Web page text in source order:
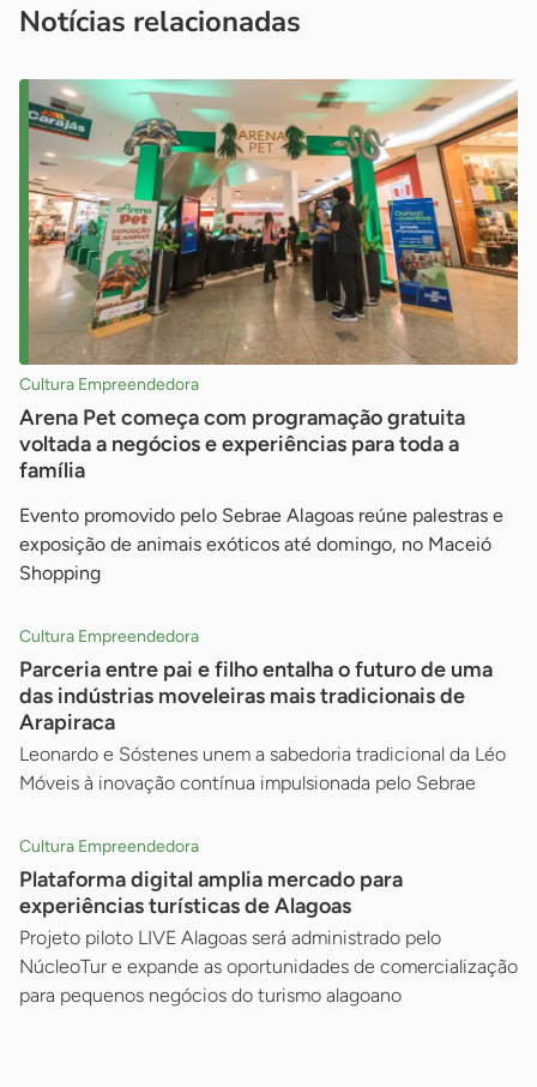
Notícias relacionadas
Cultura Empreendedora
Arena Pet começa com programação gratuita
voltada a negócios e experiências para toda a
família
Evento promovido pelo Sebrae Alagoas reúne palestras e
exposição de animais exóticos até domingo, no Maceió
Shopping
Cultura Empreendedora
Parceria entre pai e filho entalha o futuro de uma
das indústrias moveleiras mais tradicionais de
Arapiraca
Leonardo e Sóstenes unem a sabedoria tradicional da Léo
Móveis à inovação contínua impulsionada pelo Sebrae
Cultura Empreendedora
Plataforma digital amplia mercado para
experiências turísticas de Alagoas
Projeto piloto LIVE Alagoas será administrado pelo
NúcleoTur e expande as oportunidades de comercialização
para pequenos negócios do turismo alagoano